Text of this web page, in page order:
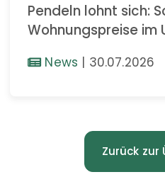
Pendeln lohnt sich:
Wohnungspreise im
News | 30.07.2026
Zurück zur